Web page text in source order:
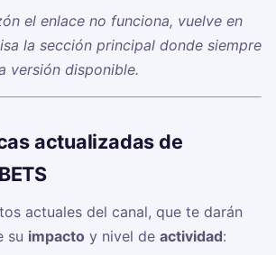
el enlace no funciona, vuelve en
la sección principal donde siempre
versión disponible.
actualizadas de
actuales del canal, que te darán
su impacto y nivel de actividad: